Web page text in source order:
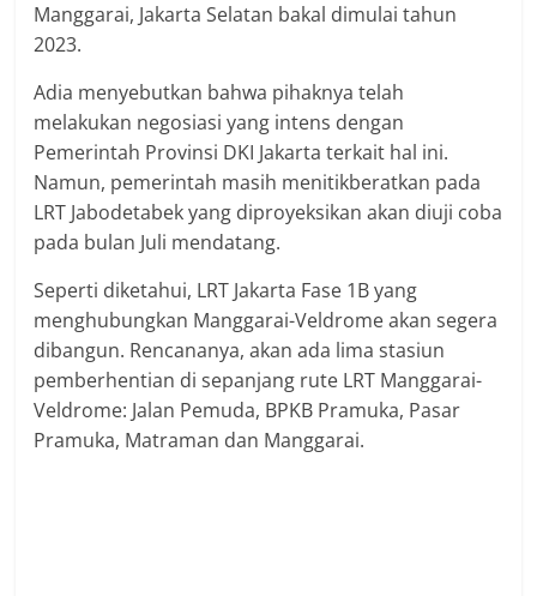
Manggarai, Jakarta Selatan bakal dimulai tahun
2023.
Adia menyebutkan bahwa pihaknya telah
melakukan negosiasi yang intens dengan
Pemerintah Provinsi DKI Jakarta terkait hal ini.
Namun, pemerintah masih menitikberatkan pada
LRT Jabodetabek yang diproyeksikan akan diuji coba
pada bulan Juli mendatang.
Seperti diketahui, LRT Jakarta Fase 1B yang
menghubungkan Manggarai-Veldrome akan segera
dibangun. Rencananya, akan ada lima stasiun
pemberhentian di sepanjang rute LRT Manggarai-
Veldrome: Jalan Pemuda, BPKB Pramuka, Pasar
Pramuka, Matraman dan Manggarai.